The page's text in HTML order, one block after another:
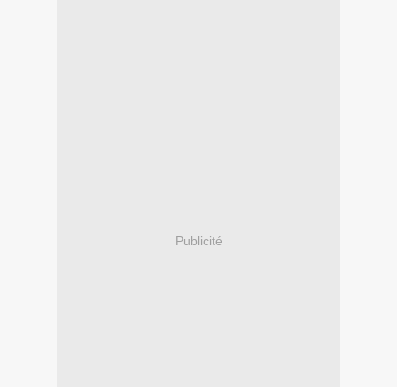
Publicité